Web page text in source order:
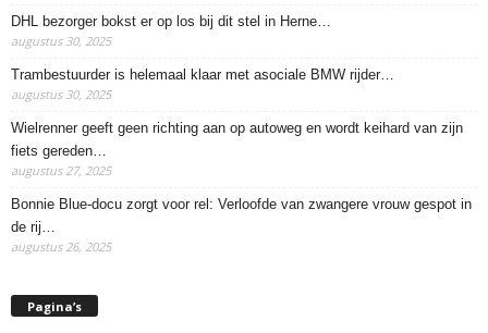
DHL bezorger bokst er op los bij dit stel in Herne…
augustus 30, 2025
Trambestuurder is helemaal klaar met asociale BMW rijder…
augustus 30, 2025
Wielrenner geeft geen richting aan op autoweg en wordt keihard van zijn
fiets gereden…
augustus 27, 2025
Bonnie Blue-docu zorgt voor rel: Verloofde van zwangere vrouw gespot in
de rij…
augustus 26, 2025
Pagina’s